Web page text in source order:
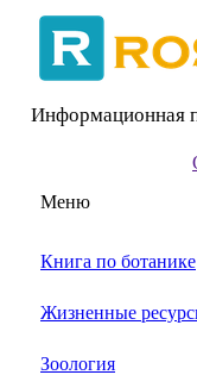
Информационная
Меню
Книга по ботанике
Жизненные
Зоология